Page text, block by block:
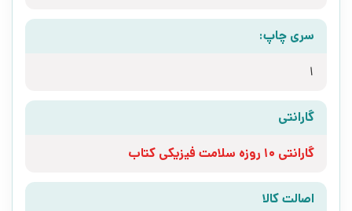
سری چاپ:
1
گارانتی
گارانتی 10 روزه سلامت فیزیکی کتاب
اصالت کالا